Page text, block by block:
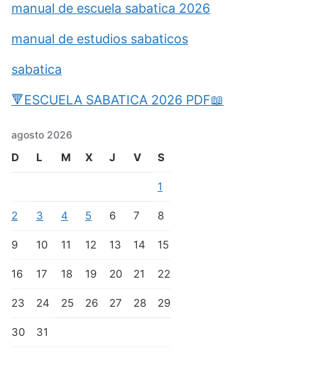
manual de escuela sabatica 2026
manual de estudios sabaticos
sabatica
🔻ESCUELA SABATICA 2026 PDF📖
agosto 2026
D L M X J V S
1
2 3 4 5 6 7 8
9 10 11 12 13 14 15
16 17 18 19 20 21 22
23 24 25 26 27 28 29
30 31